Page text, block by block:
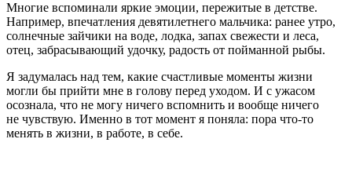
Многие вспоминали яркие эмоции, пережитые в детстве.
Например, впечатления девятилетнего мальчика: ранее утро,
солнечные зайчики на воде, лодка, запах свежести и леса,
отец, забрасывающий удочку, радость от пойманной рыбы.
Я задумалась над тем, какие счастливые моменты жизни
могли бы прийти мне в голову перед уходом. И с ужасом
осознала, что не могу ничего вспомнить и вообще ничего
не чувствую. Именно в тот момент я поняла: пора что-то
менять в жизни, в работе, в себе.